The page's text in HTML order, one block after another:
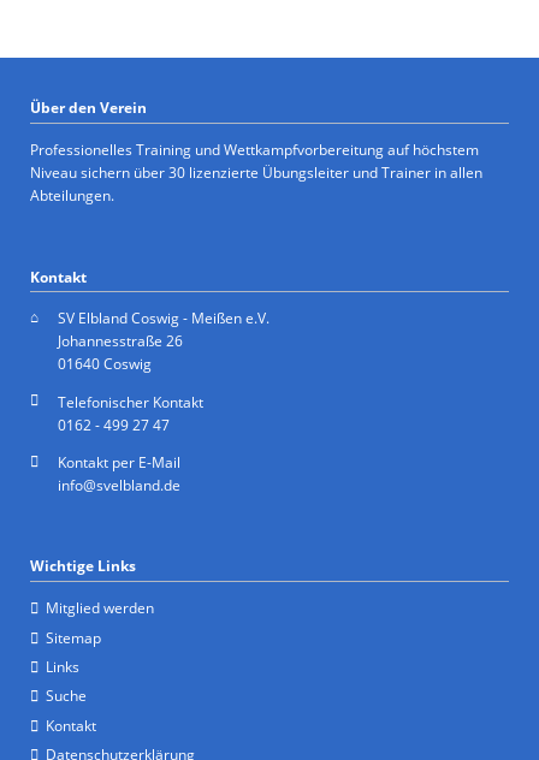
Über den Verein
Professionelles Training und Wettkampfvorbereitung auf höchstem
Niveau sichern über 30 lizenzierte Übungsleiter und Trainer in allen
Abteilungen.
Kontakt
SV Elbland Coswig - Meißen e.V.
Johannesstraße 26
01640 Coswig
Telefonischer Kontakt
0162 - 499 27 47
Kontakt per E-Mail
info@svelbland.de
Wichtige Links
Mitglied werden
Sitemap
Links
Suche
Kontakt
Datenschutzerklärung